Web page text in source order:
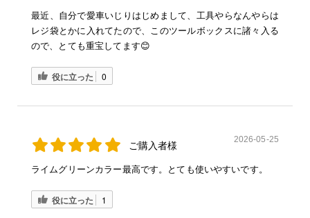
最近、自分で愛車いじりはじめまして、工具やらなんやらは
レジ袋とかに入れてたので、このツールボックスに諸々入る
ので、とても重宝してます😊
役に立った 0
ご購入者様
2026-05-25
ライムグリーンカラー最高です。とても使いやすいです。
役に立った 1